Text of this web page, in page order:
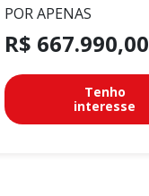
POR APENAS
R$ 667.990,00
Tenho
interesse